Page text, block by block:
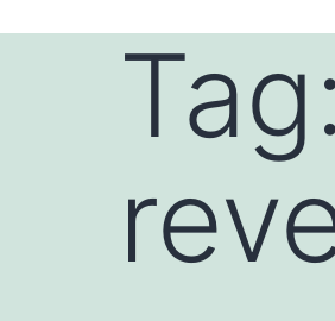
Tag: